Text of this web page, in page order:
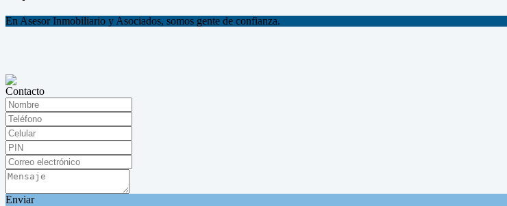
En Asesor Inmobiliario y Asociados, somos gente de confianza.
Contacto
Enviar